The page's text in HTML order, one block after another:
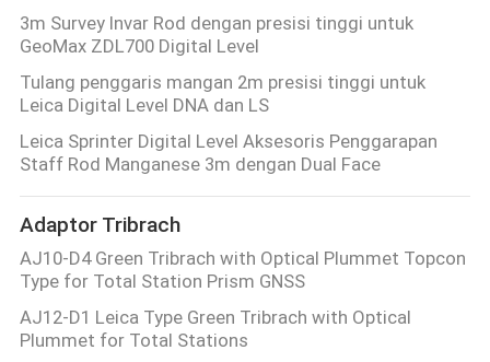
3m Survey Invar Rod dengan presisi tinggi untuk
GeoMax ZDL700 Digital Level
Tulang penggaris mangan 2m presisi tinggi untuk
Leica Digital Level DNA dan LS
Leica Sprinter Digital Level Aksesoris Penggarapan
Staff Rod Manganese 3m dengan Dual Face
Adaptor Tribrach
AJ10-D4 Green Tribrach with Optical Plummet Topcon
Type for Total Station Prism GNSS
AJ12-D1 Leica Type Green Tribrach with Optical
Plummet for Total Stations